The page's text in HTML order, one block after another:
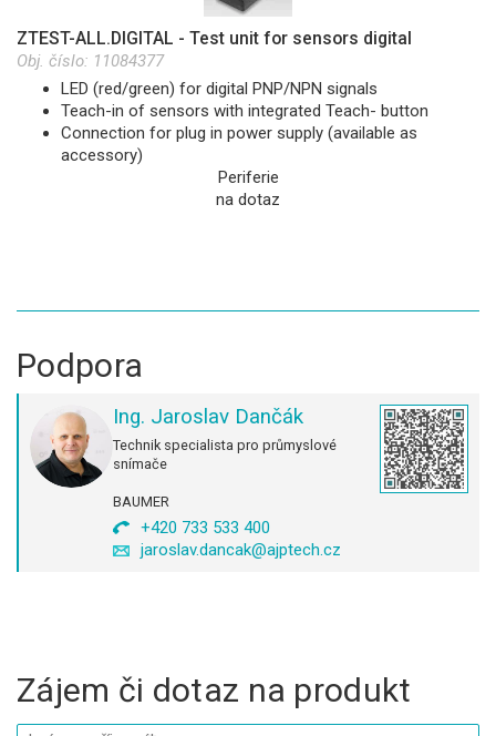
ZTEST-ALL.DIGITAL - Test unit for sensors digital
Obj. číslo: 11084377
LED (red/green) for digital PNP/NPN signals
Teach-in of sensors with integrated Teach- button
Connection for plug in power supply (available as
accessory)
Periferie
na dotaz
Podpora
Ing. Jaroslav Dančák
Technik specialista pro průmyslové
snímače
BAUMER
+420 733 533 400
jaroslav.dancak@ajptech.cz
Zájem či dotaz na produkt